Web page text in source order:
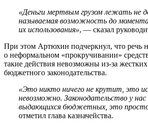
«Деньги мертвым грузом лежать не
называемая возможность до
их использования», — сказал
При этом Артюхин подчеркнул, что речь
о неформальном «прокручивании»
такие действия невозможны из-за
бюджетного законодательства.
«Это никто ничего не крутит, это
невозможно. Законодательство у
выдающихся бюджетных, это
отметил глава казначейства.